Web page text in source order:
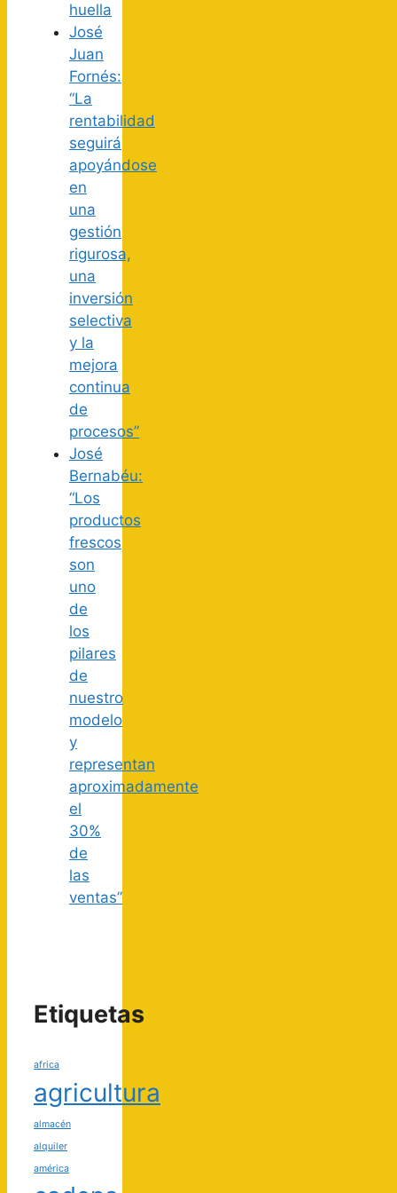
huella
José
Juan
Fornés:
“La
rentabilidad
seguirá
apoyándose
en
una
gestión
rigurosa,
una
inversión
selectiva
y la
mejora
continua
de
procesos”
José
Bernabéu:
“Los
productos
frescos
son
uno
de
los
pilares
de
nuestro
modelo
y
representan
aproximadamente
el
30%
de
las
ventas”
Etiquetas
africa
agricultura
almacén
alquiler
américa